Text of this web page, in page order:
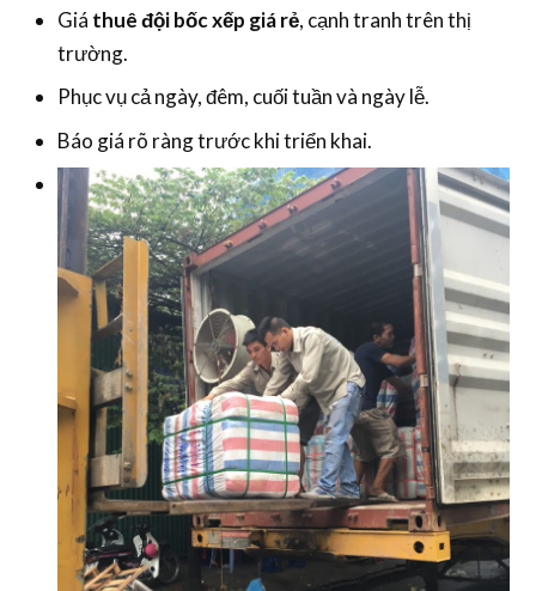
Giá thuê đội bốc xếp giá rẻ, cạnh tranh trên thị
trường.
Phục vụ cả ngày, đêm, cuối tuần và ngày lễ.
Báo giá rõ ràng trước khi triển khai.